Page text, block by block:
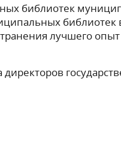
библиотек
библиотек
лучшего